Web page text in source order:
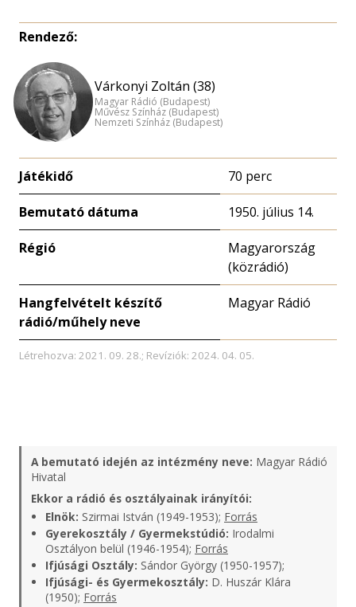
Rendező:
Várkonyi Zoltán (38)
Magyar Rádió (Budapest)
Művész Színház (Budapest)
Nemzeti Színház (Budapest)
Játékidő 70 perc
Bemutató dátuma 1950. július 14.
Régió
Magyarország
(közrádió)
Hangfelvételt készítő
rádió/műhely neve
Magyar Rádió
Létrehozva: 2021. 09. 28.; Revíziók: 2024. 04. 05.
A bemutató idején az intézmény neve: Magyar Rádió
Hivatal
Ekkor a rádió és osztályainak irányítói:
Elnök: Szirmai István (1949-1953); Forrás
Gyerekosztály / Gyermekstúdió: Irodalmi
Osztályon belül (1946-1954); Forrás
Ifjúsági Osztály: Sándor György (1950-1957);
Ifjúsági- és Gyermekosztály: D. Huszár Klára
(1950); Forrás